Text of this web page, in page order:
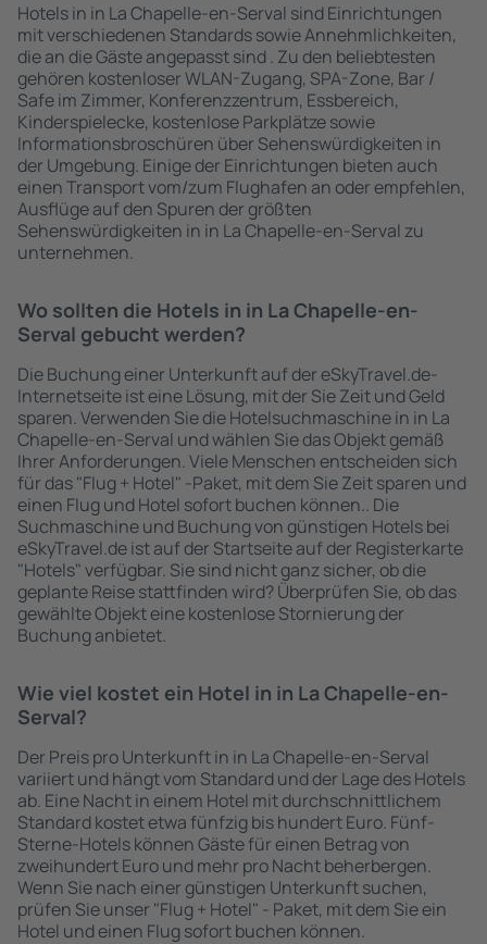
Hotels in in La Chapelle-en-Serval sind Einrichtungen
mit verschiedenen Standards sowie Annehmlichkeiten,
die an die Gäste angepasst sind . Zu den beliebtesten
gehören kostenloser WLAN-Zugang, SPA-Zone, Bar /
Safe im Zimmer, Konferenzzentrum, Essbereich,
Kinderspielecke, kostenlose Parkplätze sowie
Informationsbroschüren über Sehenswürdigkeiten in
der Umgebung. Einige der Einrichtungen bieten auch
einen Transport vom/zum Flughafen an oder empfehlen,
Ausflüge auf den Spuren der größten
Sehenswürdigkeiten in in La Chapelle-en-Serval zu
unternehmen.
Wo sollten die Hotels in in La Chapelle-en-
Serval gebucht werden?
Die Buchung einer Unterkunft auf der eSkyTravel.de-
Internetseite ist eine Lösung, mit der Sie Zeit und Geld
sparen. Verwenden Sie die Hotelsuchmaschine in in La
Chapelle-en-Serval und wählen Sie das Objekt gemäß
Ihrer Anforderungen. Viele Menschen entscheiden sich
für das "Flug + Hotel" -Paket, mit dem Sie Zeit sparen und
einen Flug und Hotel sofort buchen können.. Die
Suchmaschine und Buchung von günstigen Hotels bei
eSkyTravel.de ist auf der Startseite auf der Registerkarte
"Hotels" verfügbar. Sie sind nicht ganz sicher, ob die
geplante Reise stattfinden wird? Überprüfen Sie, ob das
gewählte Objekt eine kostenlose Stornierung der
Buchung anbietet.
Wie viel kostet ein Hotel in in La Chapelle-en-
Serval?
Der Preis pro Unterkunft in in La Chapelle-en-Serval
variiert und hängt vom Standard und der Lage des Hotels
ab. Eine Nacht in einem Hotel mit durchschnittlichem
Standard kostet etwa fünfzig bis hundert Euro. Fünf-
Sterne-Hotels können Gäste für einen Betrag von
zweihundert Euro und mehr pro Nacht beherbergen.
Wenn Sie nach einer günstigen Unterkunft suchen,
prüfen Sie unser "Flug + Hotel" - Paket, mit dem Sie ein
Hotel und einen Flug sofort buchen können.